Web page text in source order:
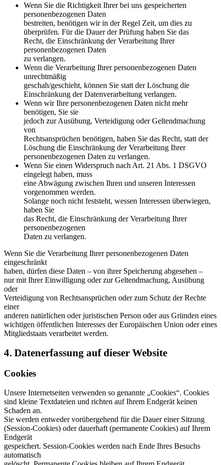
Wenn Sie die Richtigkeit Ihrer bei uns gespeicherten
personenbezogenen Daten
bestreiten, benötigen wir in der Regel Zeit, um dies zu
überprüfen. Für die Dauer der Prüfung haben Sie das
Recht, die Einschränkung der Verarbeitung Ihrer
personenbezogenen Daten
zu verlangen.
Wenn die Verarbeitung Ihrer personenbezogenen Daten
unrechtmäßig
geschah/geschieht, können Sie statt der Löschung die
Einschränkung der Datenverarbeitung verlangen.
Wenn wir Ihre personenbezogenen Daten nicht mehr
benötigen, Sie sie
jedoch zur Ausübung, Verteidigung oder Geltendmachung
von
Rechtsansprüchen benötigen, haben Sie das Recht, statt der
Löschung die Einschränkung der Verarbeitung Ihrer
personenbezogenen Daten zu verlangen.
Wenn Sie einen Widerspruch nach Art. 21 Abs. 1 DSGVO
eingelegt haben, muss
eine Abwägung zwischen Ihren und unseren Interessen
vorgenommen werden.
Solange noch nicht feststeht, wessen Interessen überwiegen,
haben Sie
das Recht, die Einschränkung der Verarbeitung Ihrer
personenbezogenen
Daten zu verlangen.
Wenn Sie die Verarbeitung Ihrer personenbezogenen Daten
eingeschränkt
haben, dürfen diese Daten – von ihrer Speicherung abgesehen –
nur mit Ihrer Einwilligung oder zur Geltendmachung, Ausübung
oder
Verteidigung von Rechtsansprüchen oder zum Schutz der Rechte
einer
anderen natürlichen oder juristischen Person oder aus Gründen eines
wichtigen öffentlichen Interesses der Europäischen Union oder eines
Mitgliedstaats verarbeitet werden.
4. Datenerfassung auf dieser Website
Cookies
Unsere Internetseiten verwenden so genannte „Cookies“. Cookies
sind kleine Textdateien und richten auf Ihrem Endgerät keinen
Schaden an.
Sie werden entweder vorübergehend für die Dauer einer Sitzung
(Session-Cookies) oder dauerhaft (permanente Cookies) auf Ihrem
Endgerät
gespeichert. Session-Cookies werden nach Ende Ihres Besuchs
automatisch